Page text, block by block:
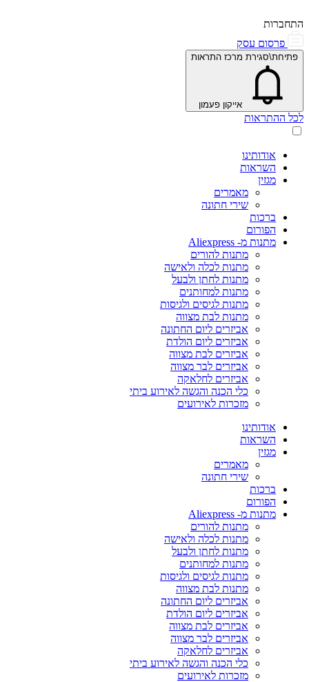
התחברות
פרסום עסק
פתיחת\סגירת מרכז התראות
אייקון פעמון
לכל ההתראות
אודותינו
השראות
מגזין
מאמרים
שירי חתונה
ברכות
הפורום
מתנות מ- Aliexpress
מתנות להורים
מתנות לכלה ולאישה
מתנות לחתן ולבעל
מתנות למחותנים
מתנות לגיסים ולגיסות
מתנות לבת מצווה
אביזרים ליום החתונה
אביזרים ליום הולדת
אביזרים לבת מצווה
אביזרים לבר מצווה
אביזרים לחלאקה
כלי הכנה והגשה לאירוע ביתי
מזכרות לאירועים
אודותינו
השראות
מגזין
מאמרים
שירי חתונה
ברכות
הפורום
מתנות מ- Aliexpress
מתנות להורים
מתנות לכלה ולאישה
מתנות לחתן ולבעל
מתנות למחותנים
מתנות לגיסים ולגיסות
מתנות לבת מצווה
אביזרים ליום החתונה
אביזרים ליום הולדת
אביזרים לבת מצווה
אביזרים לבר מצווה
אביזרים לחלאקה
כלי הכנה והגשה לאירוע ביתי
מזכרות לאירועים